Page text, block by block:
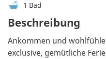
1 Bad
Beschreibung
Ankommen und
exclusive, gemütliche